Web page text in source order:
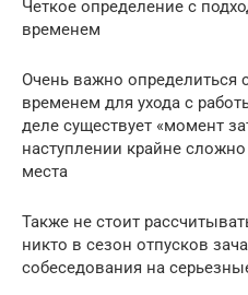
Четкое определение с
временем
Очень важно определиться
временем для ухода с
деле существует «момент
наступлении крайне
места
Также не стоит
никто в сезон отпусков
собеседования на